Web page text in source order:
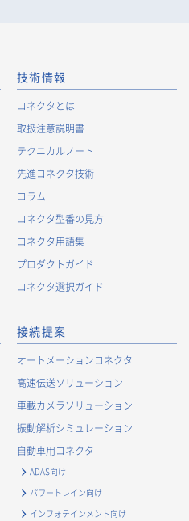
掲及びCookieポリシーに従って
jp/cookie/
目的は、次の通りです。当社
有すると合理的に認められる範
した場合には、変更された利用
のご案内のため
ン、イベント開催案内等の情報
向上のため
を管理するため
を実施するため
して対応するため
析のため
他社・団体・官公庁の方に関す
打合せ等業務上必要な対応およ
技術情報
コネクタとは
取扱注意説明書
テクニカルノート
先進コネクタ技術
コラム
コネクタ型番の見方
コネクタ用語集
プロダクトガイド
コネクタ選択ガイド
接続提案
オートメーションコネクタ
高速伝送ソリューション
車載カメラソリューション
振動解析シミュレーション
自動車用コネクタ
ADAS向け
パワートレイン向け
インフォテインメント向け